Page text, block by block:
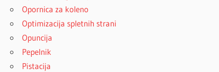
Opornica za koleno
Optimizacija spletnih strani
Opuncija
Pepelnik
Pistacija